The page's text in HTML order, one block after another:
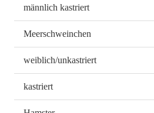
männlich kastriert
Meerschweinchen
weiblich/unkastriert
kastriert